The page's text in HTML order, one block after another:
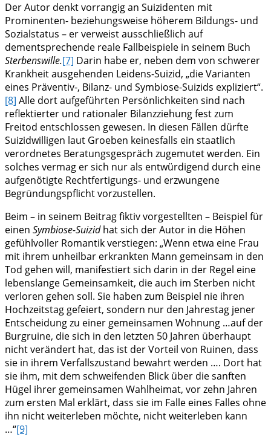
Der Autor denkt vorrangig an Suizidenten mit
Prominenten- beziehungsweise höherem Bildungs- und
Sozialstatus – er verweist ausschließlich auf
dementsprechende reale Fallbeispiele in seinem Buch
Sterbenswille.[7] Darin habe er, neben dem von schwerer
Krankheit ausgehenden Leidens-Suizid, „die Varianten
eines Präventiv-, Bilanz- und Symbiose-Suizids expliziert“.
[8] Alle dort aufgeführten Persönlichkeiten sind nach
reflektierter und rationaler Bilanzziehung fest zum
Freitod entschlossen gewesen. In diesen Fällen dürfte
Suizidwilligen laut Groeben keinesfalls ein staatlich
verordnetes Beratungsgespräch zugemutet werden. Ein
solches vermag er sich nur als entwürdigend durch eine
aufgenötigte Rechtfertigungs- und erzwungene
Begründungspflicht vorzustellen.
Beim – in seinem Beitrag fiktiv vorgestellten – Beispiel für
einen Symbiose-Suizidhat sich der Autor in die Höhen
gefühlvoller Romantik verstiegen: „Wenn etwa eine Frau
mit ihrem unheilbar erkrankten Mann gemeinsam in den
Tod gehen will, manifestiert sich darin in der Regel eine
lebenslange Gemeinsamkeit, die auch im Sterben nicht
verloren gehen soll. Sie haben zum Beispiel nie ihren
Hochzeitstag gefeiert, sondern nur den Jahrestag jener
Entscheidung zu einer gemeinsamen Wohnung …auf der
Burgruine, die sich in den letzten 50 Jahren überhaupt
nicht verändert hat, das ist der Vorteil von Ruinen, dass
sie in ihrem Verfallszustand bewahrt werden …. Dort hat
sie ihm, mit dem schweifenden Blick über die sanften
Hügel ihrer gemeinsamen Wahlheimat, vor zehn Jahren
zum ersten Mal erklärt, dass sie im Falle eines Falles ohne
ihn nicht weiterleben möchte, nicht weiterleben kann
…“[9]